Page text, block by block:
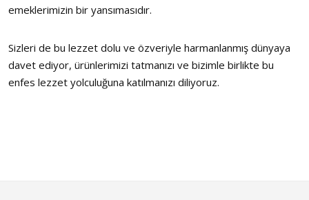
emeklerimizin bir yansımasıdır.
Sizleri de bu lezzet dolu ve özveriyle harmanlanmış dünyaya
davet ediyor, ürünlerimizi tatmanızı ve bizimle birlikte bu
enfes lezzet yolculuğuna katılmanızı diliyoruz.